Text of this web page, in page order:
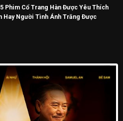
Phim Cổ Trang Hàn Được Yêu Thích
Hay Người Tình Ánh Trăng Được